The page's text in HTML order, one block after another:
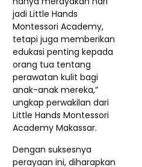
jadi Little Hands
Montessori Academy,
tetapi juga memberikan
edukasi penting kepada
orang tua tentang
perawatan kulit bagi
anak-anak mereka,”
ungkap perwakilan dari
Little Hands Montessori
Academy Makassar.
Dengan suksesnya
perayaan ini, diharapkan